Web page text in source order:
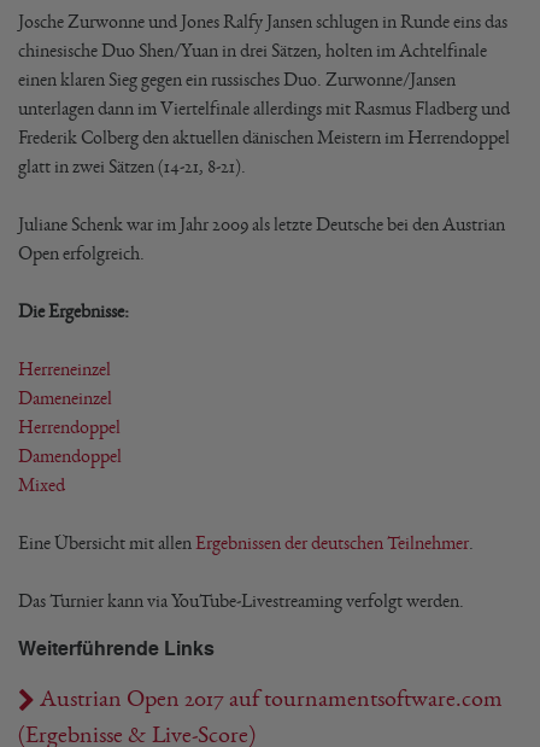
Josche Zurwonne und Jones Ralfy Jansen schlugen in Runde eins das
chinesische Duo Shen/Yuan in drei Sätzen, holten im Achtelfinale
einen klaren Sieg gegen ein russisches Duo. Zurwonne/Jansen
unterlagen dann im Viertelfinale allerdings mit Rasmus Fladberg und
Frederik Colberg den aktuellen dänischen Meistern im Herrendoppel
glatt in zwei Sätzen (14-21, 8-21).
Juliane Schenk war im Jahr 2009 als letzte Deutsche bei den Austrian
Open erfolgreich.
Die Ergebnisse:
Herreneinzel
Dameneinzel
Herrendoppel
Damendoppel
Mixed
Eine Übersicht mit allen Ergebnissen der deutschen Teilnehmer
Das Turnier kann via YouTube-Livestreaming verfolgt werden.
Weiterführende Links
Austrian Open 2017 auf tournamentsoftware.com
(Ergebnisse & Live-Score)